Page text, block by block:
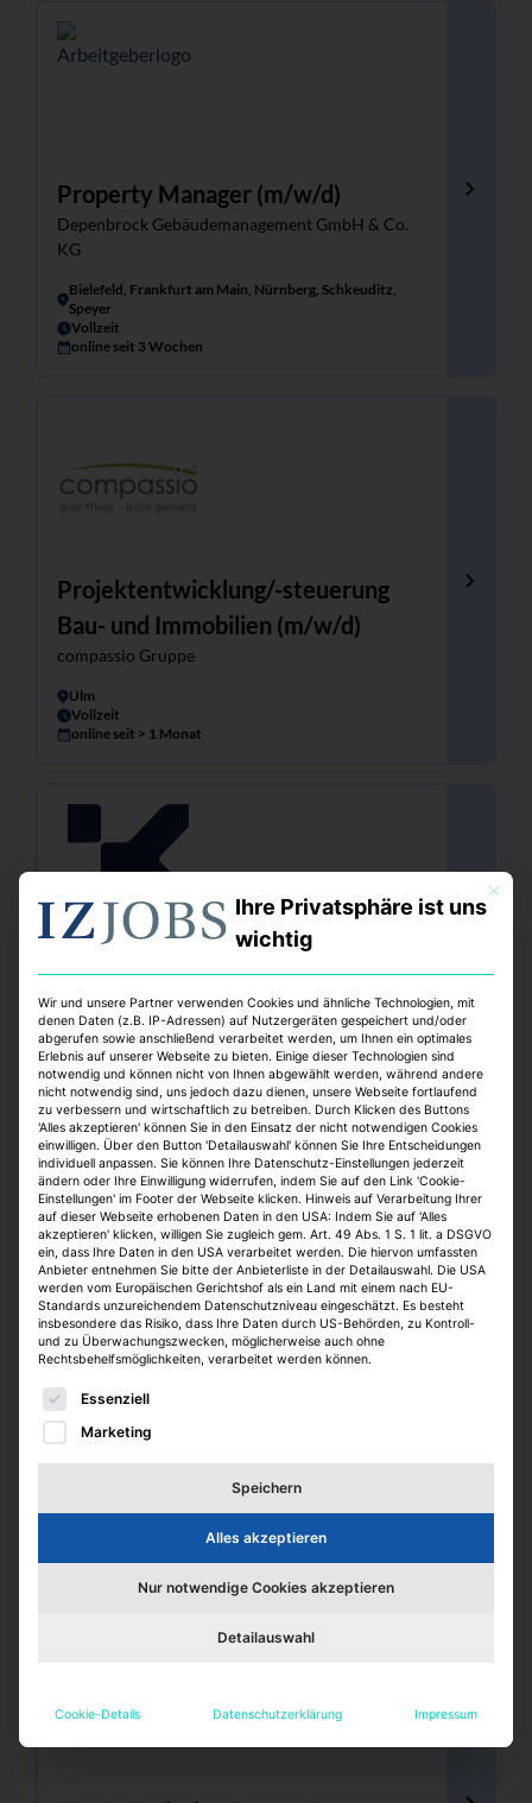
Property Manager (m/w/d)
Depenbrock Gebäudemanagement GmbH & Co.
KG
Bielefeld, Frankfurt am Main, Nürnberg, Schkeuditz,
Speyer
Vollzeit
online seit 3 Wochen
Projektentwicklung/-steuerung
Bau- und Immobilien (m/w/d)
compassio Gruppe
Ulm
Vollzeit
online seit > 1 Monat
Leasing Manager (m/w/d) / Leasing
Officer (m/w/d)
Klepierre Management Deutschland GmbH
Duisburg
Vollzeit
online seit > 1 Monat
Kaufmännischer
Objektmanager/Property Manager
(m/w/d
Kirchliche Zusatzversorgungskasse Rheinland-
online seit > 1 Monat
Mit
Ihre Privatsphäre ist uns
wichtig
Wir und unsere Partner verwenden Cookies und ähnliche Technologien, mit
denen Daten (z.B. IP-Adressen) auf Nutzergeräten gespeichert und/oder
abgerufen sowie anschließend verarbeitet werden, um Ihnen ein optimales
Erlebnis auf unserer Webseite zu bieten. Einige dieser Technologien sind
notwendig und können nicht von Ihnen abgewählt werden, während andere
nicht notwendig sind, uns jedoch dazu dienen, unsere Webseite fortlaufend
zu verbessern und wirtschaftlich zu betreiben. Durch Klicken des Buttons
'Alles akzeptieren' können Sie in den Einsatz der nicht notwendigen Cookies
einwilligen. Über den Button 'Detailauswahl' können Sie Ihre Entscheidungen
individuell anpassen. Sie können Ihre Datenschutz-Einstellungen jederzeit
ändern oder Ihre Einwilligung widerrufen, indem Sie auf den Link 'Cookie-
Einstellungen' im Footer der Webseite klicken. Hinweis auf Verarbeitung Ihrer
auf dieser Webseite erhobenen Daten in den USA: Indem Sie auf 'Alles
akzeptieren' klicken, willigen Sie zugleich gem. Art. 49 Abs. 1 S. 1 lit. a DSGVO
ein, dass Ihre Daten in den USA verarbeitet werden. Die hiervon umfassten
Anbieter entnehmen Sie bitte der Anbieterliste in der Detailauswahl. Die USA
werden vom Europäischen Gerichtshof als ein Land mit einem nach EU-
Standards unzureichendem Datenschutzniveau eingeschätzt. Es besteht
insbesondere das Risiko, dass Ihre Daten durch US-Behörden, zu Kontroll-
und zu Überwachungszwecken, möglicherweise auch ohne
Rechtsbehelfsmöglichkeiten, verarbeitet werden können.
Es folgt eine Liste der Service-Gruppen, für die eine
Essenziell
Marketing
Speichern
Alles akzeptieren
Nur notwendige Cookies akzeptieren
Detailauswahl
Cookie-Details Datenschutzerklärung Impressum